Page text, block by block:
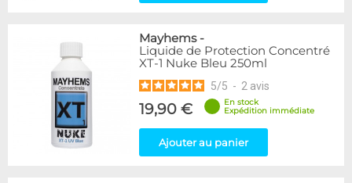
Mayhems-
Liquide de Protection Concentré
XT-1 Nuke Bleu 250ml
5/5 - 2 avis
19,90 €
En stock
Expédition immédiate
Ajouter au panier